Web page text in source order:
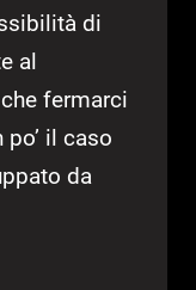
di
al
fermarci
po’ il caso
da